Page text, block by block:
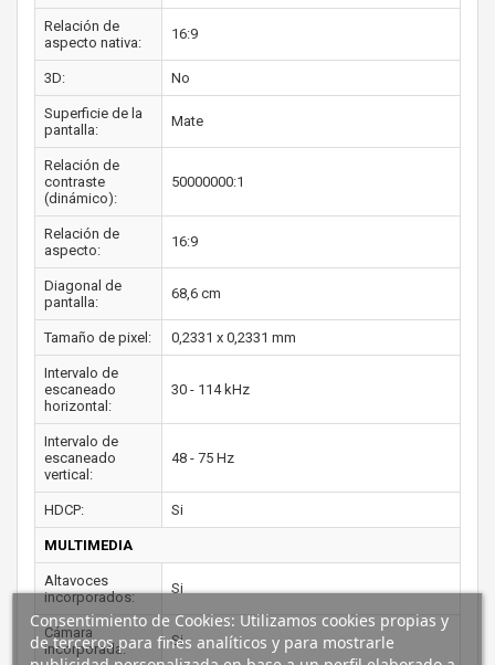
Relación de
aspecto nativa:
16:9
3D: No
Superficie de la
pantalla:
Mate
Relación de
contraste
(dinámico):
50000000:1
Relación de
aspecto:
16:9
Diagonal de
pantalla:
68,6 cm
Tamaño de pixel: 0,2331 x 0,2331 mm
Intervalo de
escaneado
horizontal:
30 - 114 kHz
Intervalo de
escaneado
vertical:
48 - 75 Hz
HDCP: Si
MULTIMEDIA
Altavoces
incorporados:
Si
Cámara
incorporada:
Si
Consentimiento de Cookies: Utilizamos cookies propias y
de terceros para fines analíticos y para mostrarle